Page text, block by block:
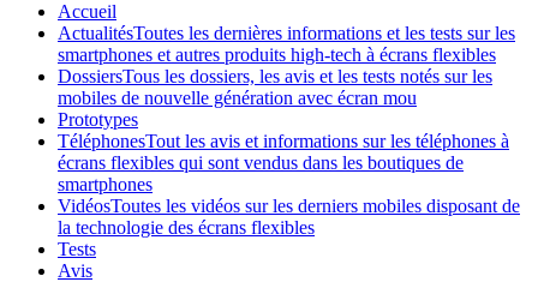
Accueil
ActualitésToutes les dernières informations et les tests sur les
smartphones et autres produits high-tech à écrans flexibles
DossiersTous les dossiers, les avis et les tests notés sur les
mobiles de nouvelle génération avec écran mou
Prototypes
TéléphonesTout les avis et informations sur les téléphones à
écrans flexibles qui sont vendus dans les boutiques de
smartphones
VidéosToutes les vidéos sur les derniers mobiles disposant de
la technologie des écrans flexibles
Tests
Avis